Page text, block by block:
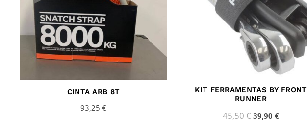
CINTA ARB 8T
93,25 €
KIT FERRAMENTAS BY FRONT
RUNNER
45,50€ 39,90 €